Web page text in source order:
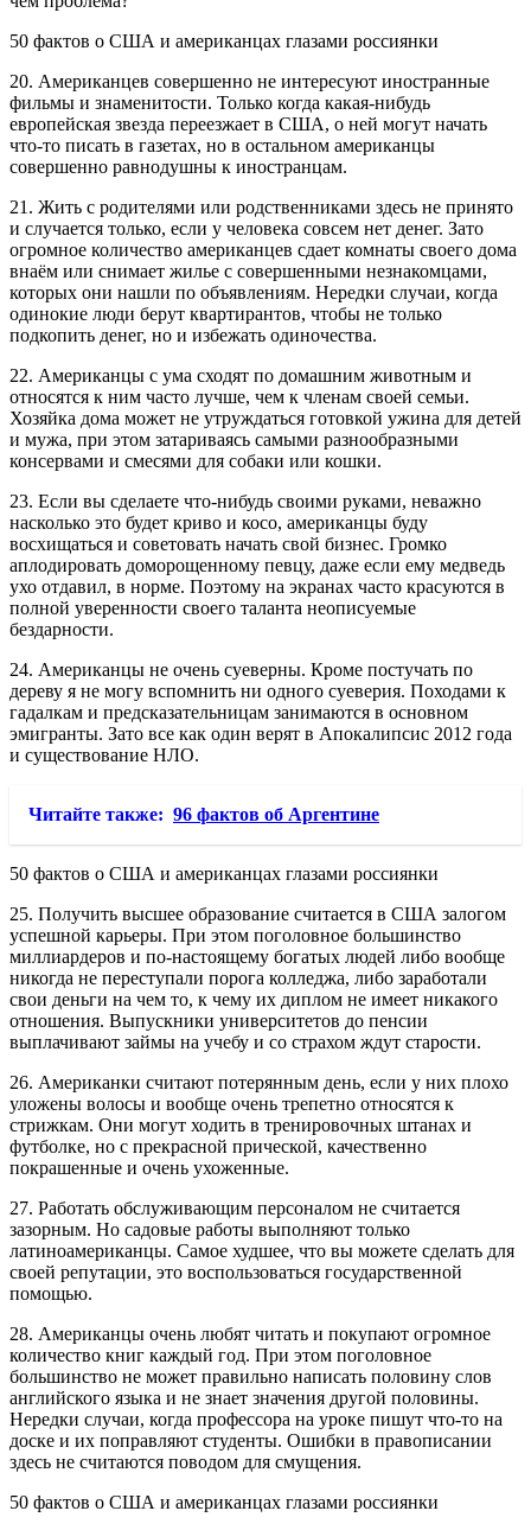
50 фактов о США и американцах глазами россиянки
20. Американцев совершенно не интересуют иностранные
фильмы и знаменитости. Только когда какая-нибудь
европейская звезда переезжает в США, о ней могут начать
что-то писать в газетах, но в остальном американцы
совершенно равнодушны к иностранцам.
21. Жить с родителями или родственниками здесь не принято
и случается только, если у человека совсем нет денег. Зато
огромное количество американцев сдает комнаты своего дома
внаём или снимает жилье с совершенными незнакомцами,
которых они нашли по объявлениям. Нередки случаи, когда
одинокие люди берут квартирантов, чтобы не только
подкопить денег, но и избежать одиночества.
22. Американцы с ума сходят по домашним животным и
относятся к ним часто лучше, чем к членам своей семьи.
Хозяйка дома может не утруждаться готовкой ужина для детей
и мужа, при этом затариваясь самыми разнообразными
консервами и смесями для собаки или кошки.
23. Если вы сделаете что-нибудь своими руками, неважно
насколько это будет криво и косо, американцы буду
восхищаться и советовать начать свой бизнес. Громко
аплодировать доморощенному певцу, даже если ему медведь
ухо отдавил, в норме. Поэтому на экранах часто красуются в
полной уверенности своего таланта неописуемые
бездарности.
24. Американцы не очень суеверны. Кроме постучать по
дереву я не могу вспомнить ни одного суеверия. Походами к
гадалкам и предсказательницам занимаются в основном
эмигранты. Зато все как один верят в Апокалипсис 2012 года
и существование НЛО.
Читайте также: 96 фактов об Аргентине
50 фактов о США и американцах глазами россиянки
25. Получить высшее образование считается в США залогом
успешной карьеры. При этом поголовное большинство
миллиардеров и по-настоящему богатых людей либо вообще
никогда не переступали порога колледжа, либо заработали
свои деньги на чем то, к чему их диплом не имеет никакого
отношения. Выпускники университетов до пенсии
выплачивают займы на учебу и со страхом ждут старости.
26. Американки считают потерянным день, если у них плохо
уложены волосы и вообще очень трепетно относятся к
стрижкам. Они могут ходить в тренировочных штанах и
футболке, но с прекрасной прической, качественно
покрашенные и очень ухоженные.
27. Работать обслуживающим персоналом не считается
зазорным. Но садовые работы выполняют только
латиноамериканцы. Самое худшее, что вы можете сделать для
своей репутации, это воспользоваться государственной
помощью.
28. Американцы очень любят читать и покупают огромное
количество книг каждый год. При этом поголовное
большинство не может правильно написать половину слов
английского языка и не знает значения другой половины.
Нередки случаи, когда профессора на уроке пишут что-то на
доске и их поправляют студенты. Ошибки в правописании
здесь не считаются поводом для смущения.
50 фактов о США и американцах глазами россиянки